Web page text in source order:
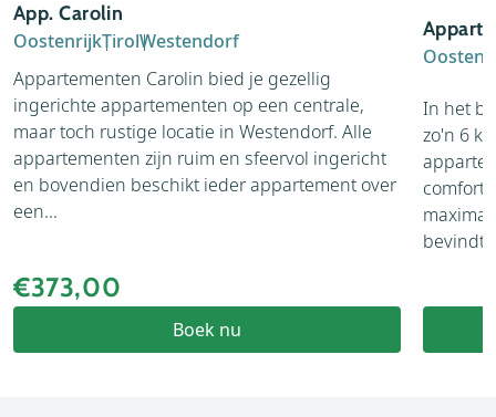
App. Carolin
OostenrijkTirolWestendorf
Appartementen Carolin bied je gezellig
ingerichte appartementen op een centrale,
maar toch rustige locatie in Westendorf. Alle
appartementen zijn ruim en sfeervol ingericht
en bovendien beschikt ieder appartement over
een...
€373,00
Boek nu
In het
zo'n 6
bevindt